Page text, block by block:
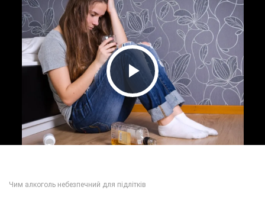
Play Video